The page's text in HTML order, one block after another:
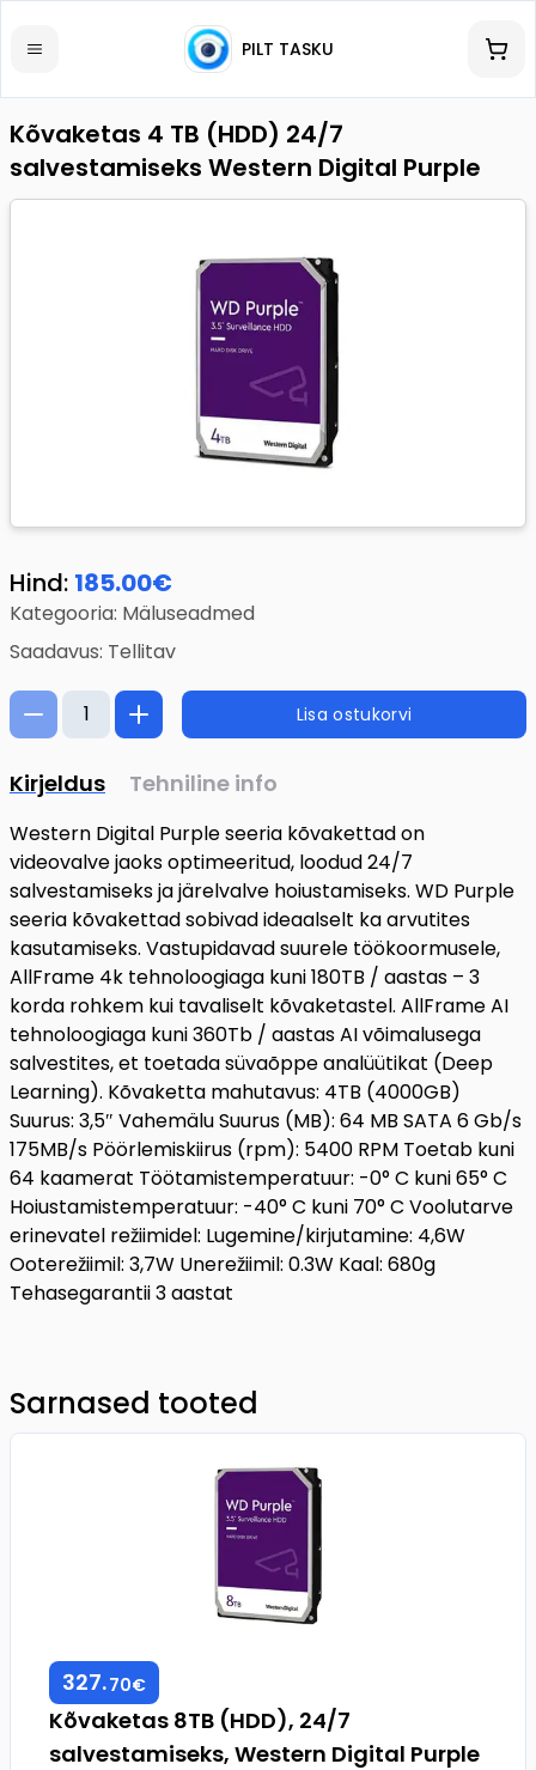
PILT TASKU
Kõvaketas 4 TB (HDD) 24/7
salvestamiseks Western Digital Purple
Hind: 185.00€
Kategooria: Mäluseadmed
Saadavus: Tellitav
Lisa ostukorvi
Kirjeldus Tehniline info
Western Digital Purple seeria kõvakettad on
videovalve jaoks optimeeritud, loodud 24/7
salvestamiseks ja järelvalve hoiustamiseks. WD Purple
seeria kõvakettad sobivad ideaalselt ka arvutites
kasutamiseks. Vastupidavad suurele töökoormusele,
AllFrame 4k tehnoloogiaga kuni 180TB / aastas – 3
korda rohkem kui tavaliselt kõvaketastel. AllFrame AI
tehnoloogiaga kuni 360Tb / aastas AI võimalusega
salvestites, et toetada süvaõppe analüütikat (Deep
Learning). Kõvaketta mahutavus: 4TB (4000GB)
Suurus: 3,5″ Vahemälu Suurus (MB): 64 MB SATA 6 Gb/s
175MB/s Pöörlemiskiirus (rpm): 5400 RPM Toetab kuni
64 kaamerat Töötamistemperatuur: -0° C kuni 65° C
Hoiustamistemperatuur: -40° C kuni 70° C Voolutarve
erinevatel režiimidel: Lugemine/kirjutamine: 4,6W
Ooterežiimil: 3,7W Unerežiimil: 0.3W Kaal: 680g
Tehasegarantii 3 aastat
Sarnased tooted
Kõvaketas 8TB (HDD), 24/7
salvestamiseks, Western Digital Purple
327.70€